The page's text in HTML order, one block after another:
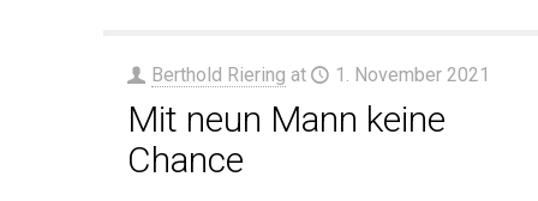
Berthold Riering at 1. November 2021
Mit neun Mann keine
Chance